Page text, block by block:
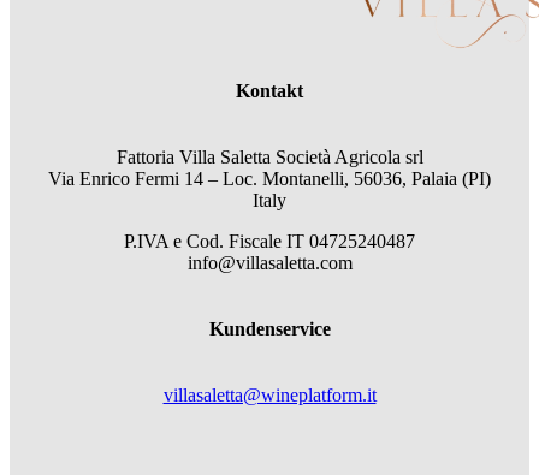
Kontakt
Fattoria Villa Saletta Società Agricola srl
Via Enrico Fermi 14 – Loc. Montanelli, 56036, Palaia (PI)
Italy
P.IVA e Cod. Fiscale IT 04725240487
info@villasaletta.com
Kundenservice
villasaletta@wineplatform.it